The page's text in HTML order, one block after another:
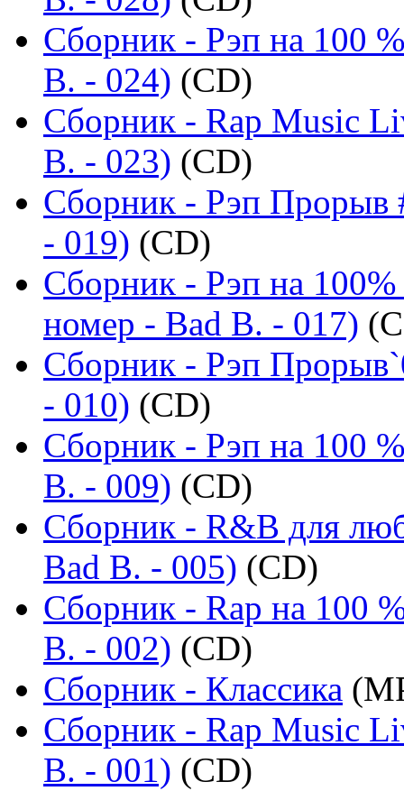
Сборник - Рэп на 100
B. - 024) (CD)
Сборник - Rap Music
B. - 023) (CD)
Сборник - Рэп Прорыв
- 019) (CD)
Сборник - Рэп на
номер - Bad B. - 017)
Сборник - Рэп
- 010) (CD)
Сборник - Рэп на 100
B. - 009) (CD)
Сборник - R&B для
Bad B. - 005) (CD)
Сборник - Rap на 100
B. - 002) (CD)
Сборник - Классика
Сборник - Rap Music
B. - 001) (CD)